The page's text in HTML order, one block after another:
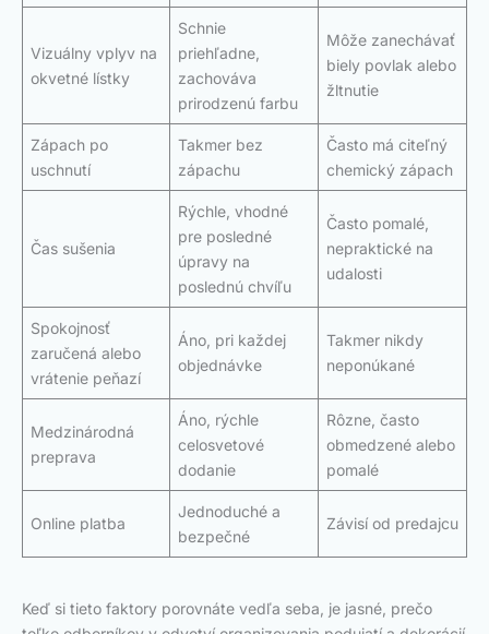
Vizuálny vplyv na
okvetné lístky
Schnie
priehľadne,
zachováva
prirodzenú farbu
Môže zanechávať
biely povlak alebo
žltnutie
Zápach po
uschnutí
Takmer bez
zápachu
Často má citeľný
chemický zápach
Čas sušenia
Rýchle, vhodné
pre posledné
úpravy na
poslednú chvíľu
Často pomalé,
nepraktické na
udalosti
Spokojnosť
zaručená alebo
vrátenie peňazí
Áno, pri každej
objednávke
Takmer nikdy
neponúkané
Medzinárodná
preprava
Áno, rýchle
celosvetové
dodanie
Rôzne, často
obmedzené alebo
pomalé
Online platba
Jednoduché a
bezpečné
Závisí od predajcu
Keď si tieto faktory porovnáte vedľa seba, je jasné, prečo